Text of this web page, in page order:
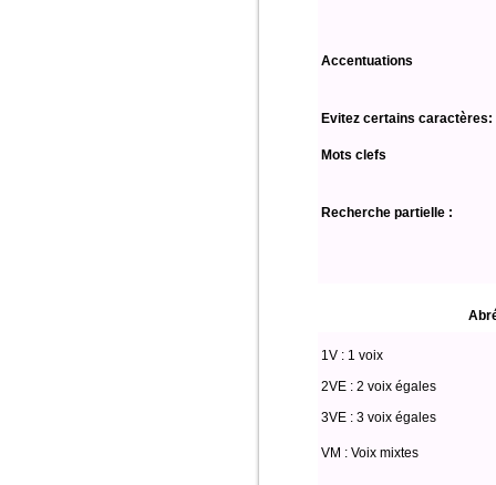
Accentuations
Evitez certains caractères:
Mots clefs
Recherche partielle :
1V : 1 voix
2VE : 2 voix égales
3VE : 3 voix égales
VM : Voix mixtes